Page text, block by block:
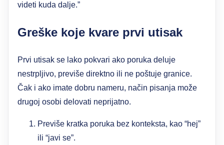
videti kuda dalje.”
Greške koje kvare prvi utisak
Prvi utisak se lako pokvari ako poruka deluje
nestrpljivo, previše direktno ili ne poštuje granice.
Čak i ako imate dobru nameru, način pisanja može
drugoj osobi delovati neprijatno.
Previše kratka poruka bez konteksta, kao “hej”
ili “javi se”.